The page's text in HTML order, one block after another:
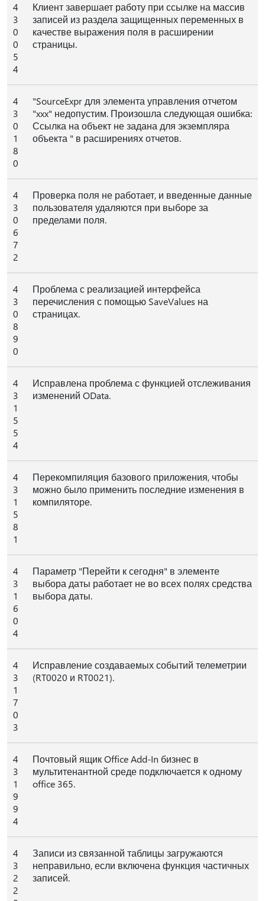
4
3
0
0
5
4
Клиент завершает работу при ссылке на массив
записей из раздела защищенных переменных в
качестве выражения поля в расширении
страницы.
4
3
0
1
8
0
"SourceExpr для элемента управления отчетом
"xxx" недопустим. Произошла следующая ошибка:
Ссылка на объект не задана для экземпляра
объекта " в расширениях отчетов.
4
3
0
6
7
2
Проверка поля не работает, и введенные данные
пользователя удаляются при выборе за
пределами поля.
4
3
0
8
9
0
Проблема с реализацией интерфейса
перечисления с помощью SaveValues на
страницах.
4
3
1
5
5
4
Исправлена проблема с функцией отслеживания
изменений OData.
4
3
1
5
8
1
Перекомпиляция базового приложения, чтобы
можно было применить последние изменения в
компиляторе.
4
3
1
6
0
4
Параметр "Перейти к сегодня" в элементе
выбора даты работает не во всех полях средства
выбора даты.
4
3
1
7
0
3
Исправление создаваемых событий телеметрии
(RT0020 и RT0021).
4
3
1
9
9
4
Почтовый ящик Office Add-In бизнес в
мультитенантной среде подключается к одному
office 365.
4
3
2
2
Записи из связанной таблицы загружаются
неправильно, если включена функция частичных
записей.